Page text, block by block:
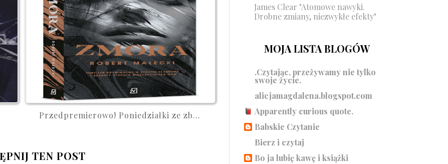
Przedpremierowo! Poniedziałki ze zb...
TEN POST
James Clear "Atomowe nawyki.
Drobne zmiany, niezwykłe efekty"
MOJA LISTA BLOGÓW
.Czytając, przeżywamy nie tylko
swoje życie.
alicjamagdalena.blogspot.com
Apparently curious quote.
Babskie Czytanie
Bierz i czytaj
Bo ja lubię kawę i książki